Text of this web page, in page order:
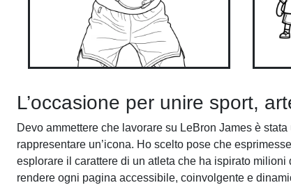
L’occasione per unire sport,
Devo ammettere che lavorare su LeBron James è
rappresentare un’icona. Ho scelto pose che
esplorare il carattere di un atleta che ha ispirato
rendere ogni pagina accessibile, coinvolgente e